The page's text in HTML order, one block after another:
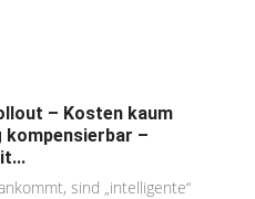
– Kosten kaum
–
sind „intelligente“